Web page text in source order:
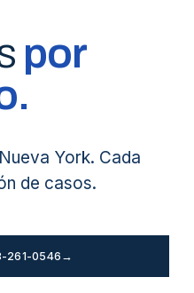
por
York. Cada
de casos.
261-0546 →